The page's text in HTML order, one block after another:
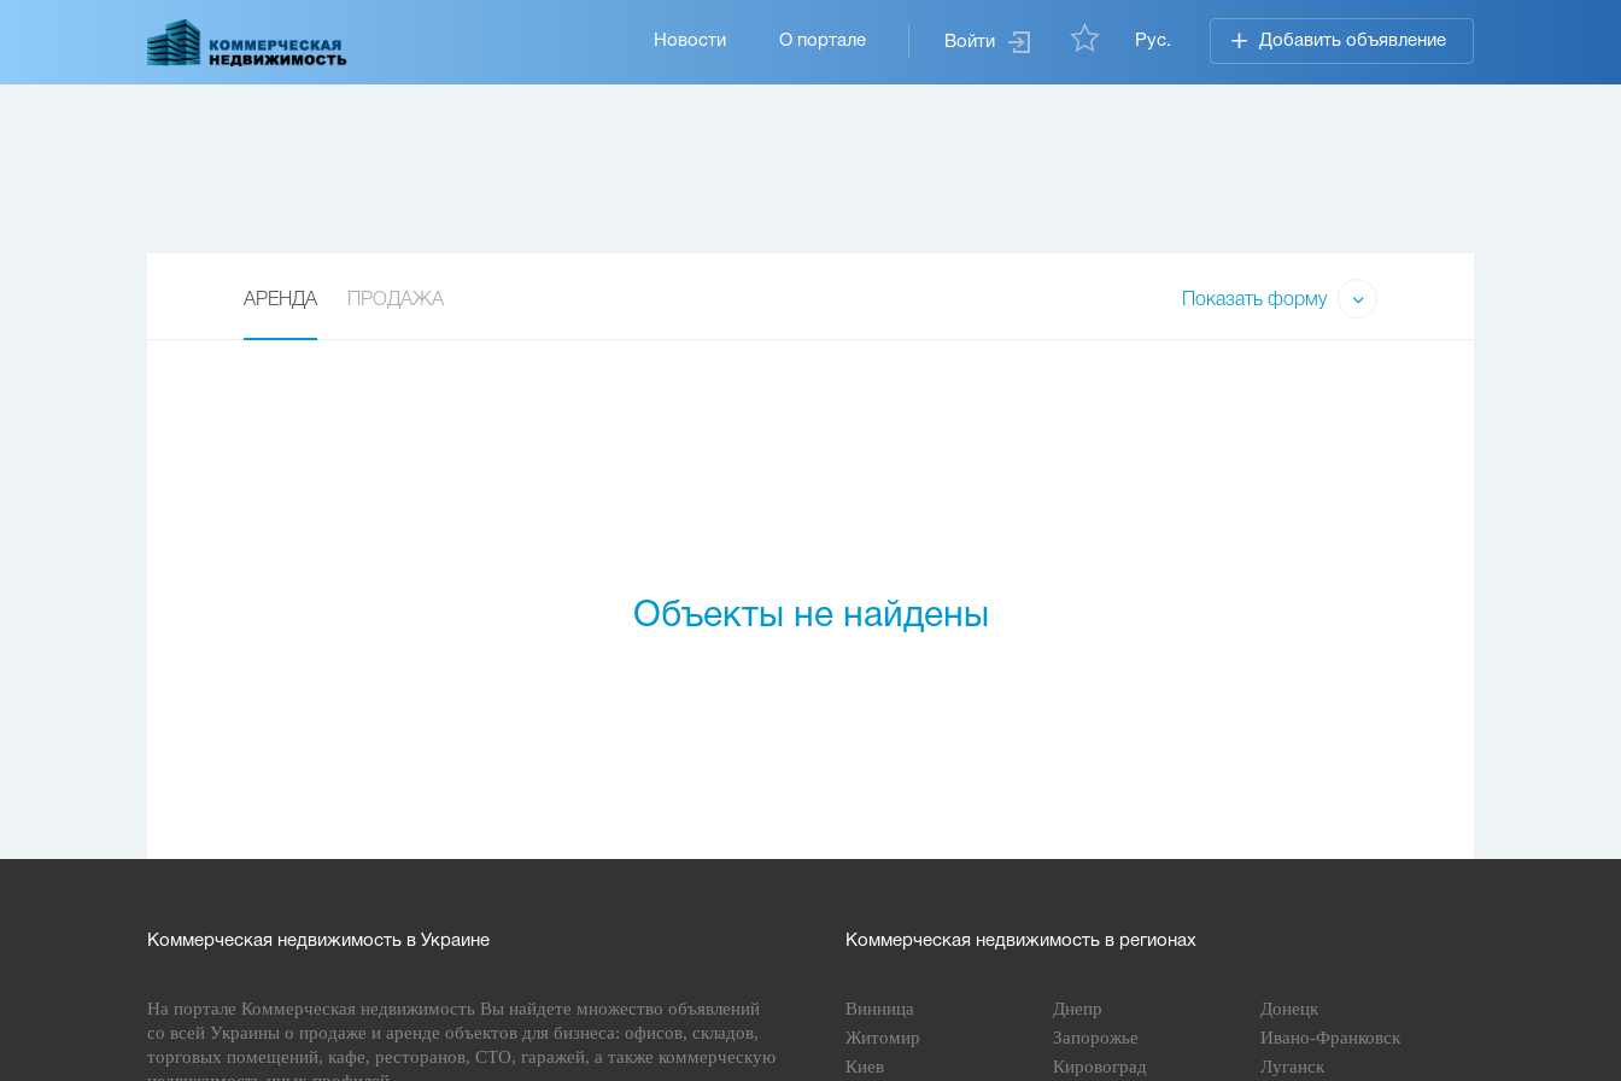
Войти Рус. Добавить объявление
Основная
навигация
Новости О портале
АРЕНДА ПРОДАЖА Показать форму
Объекты не найдены
Коммерческая недвижимость в Украине
На портале Коммерческая недвижимость Вы найдете множество объявлений
со всей Украины о продаже и аренде объектов для бизнеса: офисов, складов,
торговых помещений, кафе, ресторанов, СТО, гаражей, а также коммерческую
Коммерческая недвижимость в регионах
Винница Днепр
Донецк
Житомир
Запорожье
Ивано-Франковск
Киев
Кировоград Луганск